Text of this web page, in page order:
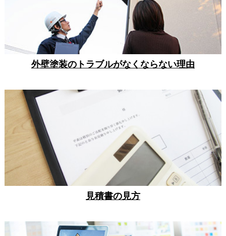
外壁塗装のトラブルがなくならない理由
見積書の見方